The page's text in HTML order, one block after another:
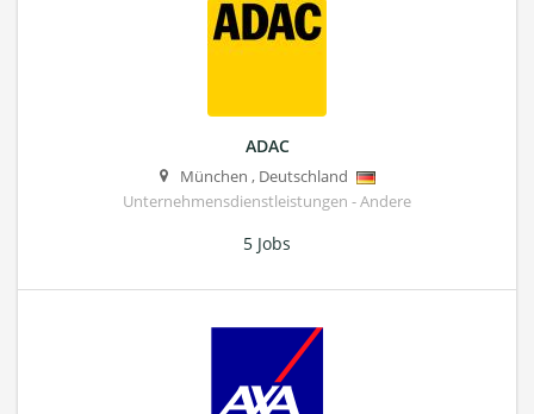
ADAC
München , Deutschland
Unternehmensdienstleistungen - Andere
5 Jobs